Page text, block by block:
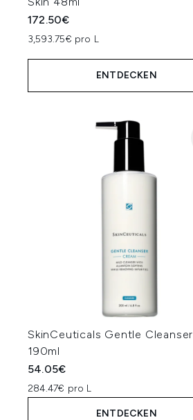
172.50€
3,593.75€ pro L
ENTDECKEN
SkinCeuticals Gentle Cleanser
190ml
54.05€
284.47€ pro L
ENTDECKEN